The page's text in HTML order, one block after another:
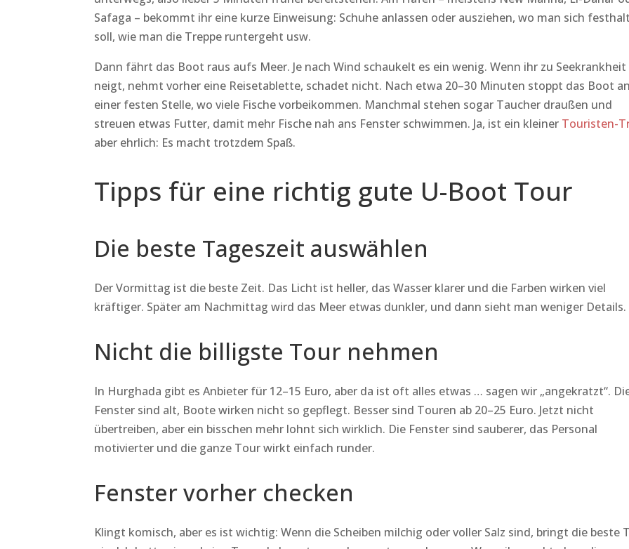
Safaga – bekommt ihr eine kurze Einweisung: Schuhe anlassen oder ausziehen, wo man sich
soll, wie man die Treppe runtergeht usw.
Dann fährt das Boot raus aufs Meer. Je nach Wind schaukelt es ein wenig. Wenn ihr zu Seekrankheit
neigt, nehmt vorher eine Reisetablette, schadet nicht. Nach etwa 20–30 Minuten stoppt das Boot
einer festen Stelle, wo viele Fische vorbeikommen. Manchmal stehen sogar Taucher draußen und
streuen etwas Futter, damit mehr Fische nah ans Fenster schwimmen. Ja, ist ein kleiner Touristen-
aber ehrlich: Es macht trotzdem Spaß.
Tipps für eine richtig gute U-Boot Tour
Die beste Tageszeit auswählen
Der Vormittag ist die beste Zeit. Das Licht ist heller, das Wasser klarer und die Farben wirken viel
kräftiger. Später am Nachmittag wird das Meer etwas dunkler, und dann sieht man weniger Details.
Nicht die billigste Tour nehmen
In Hurghada gibt es Anbieter für 12–15 Euro, aber da ist oft alles etwas … sagen wir „angekratzt“.
Fenster sind alt, Boote wirken nicht so gepflegt. Besser sind Touren ab 20–25 Euro. Jetzt nicht
übertreiben, aber ein bisschen mehr lohnt sich wirklich. Die Fenster sind sauberer, das Personal
motivierter und die ganze Tour wirkt einfach runder.
Fenster vorher checken
Klingt komisch, aber es ist wichtig: Wenn die Scheiben milchig oder voller Salz sind, bringt die beste